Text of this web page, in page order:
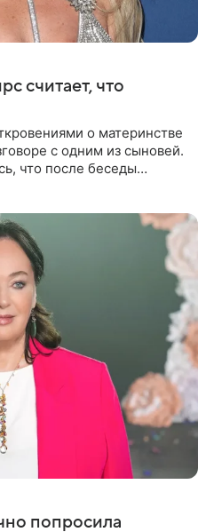
считает, что
о материнстве
с одним из сыновей.
что после беседы
попросила